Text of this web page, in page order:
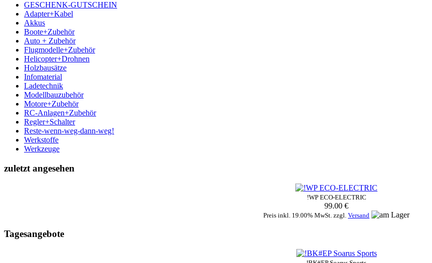
GESCHENK-GUTSCHEIN
Adapter+Kabel
Akkus
Boote+Zubehör
Auto + Zubehör
Flugmodelle+Zubehör
Helicopter+Drohnen
Holzbausätze
Infomaterial
Ladetechnik
Modellbauzubehör
Motore+Zubehör
RC-Anlagen+Zubehör
Regler+Schalter
Reste-wenn-weg-dann-weg!
Werkstoffe
Werkzeuge
zuletzt angesehen
!WP ECO-ELECTRIC
99.00 €
Preis inkl. 19.00% MwSt. zzgl. Versand
Tagesangebote